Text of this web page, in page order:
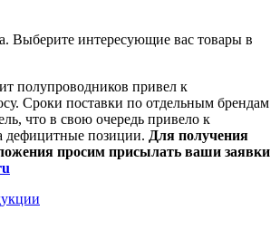
Выберите интересующие вас товары в
полупроводников привел к
Сроки поставки по отдельным брендам
что в свою очередь привело к
позиции. Для получения
просим присылать ваши заявки